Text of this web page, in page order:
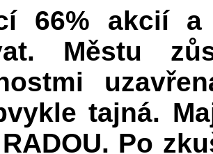
66% akcií
Městu
tajná.
Po